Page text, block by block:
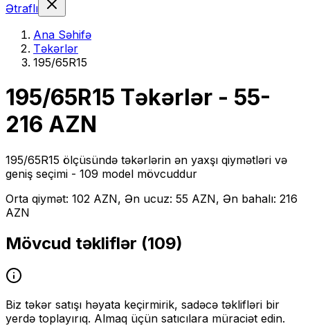
Ətraflı
Ana Səhifə
Təkərlər
195/65R15
195/65R15 Təkərlər - 55-
216 AZN
195/65R15 ölçüsündə təkərlərin ən yaxşı qiymətləri və
geniş seçimi - 109 model mövcuddur
Orta qiymət: 102 AZN, Ən ucuz: 55 AZN, Ən bahalı: 216
AZN
Mövcud təkliflər (109)
Biz təkər satışı həyata keçirmirik, sadəcə təklifləri bir
yerdə toplayırıq. Almaq üçün satıcılara müraciət edin.